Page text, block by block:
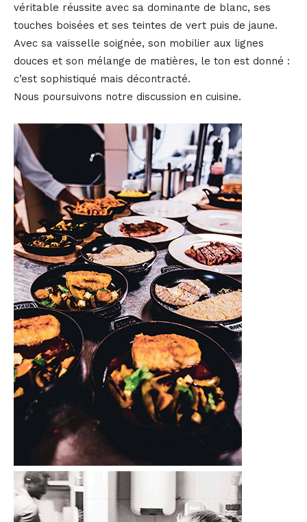
véritable réussite avec sa dominante de blanc, ses
touches boisées et ses teintes de vert puis de jaune.
Avec sa vaisselle soignée, son mobilier aux lignes
douces et son mélange de matières, le ton est donné :
c’est sophistiqué mais décontracté.
Nous poursuivons notre discussion en cuisine.